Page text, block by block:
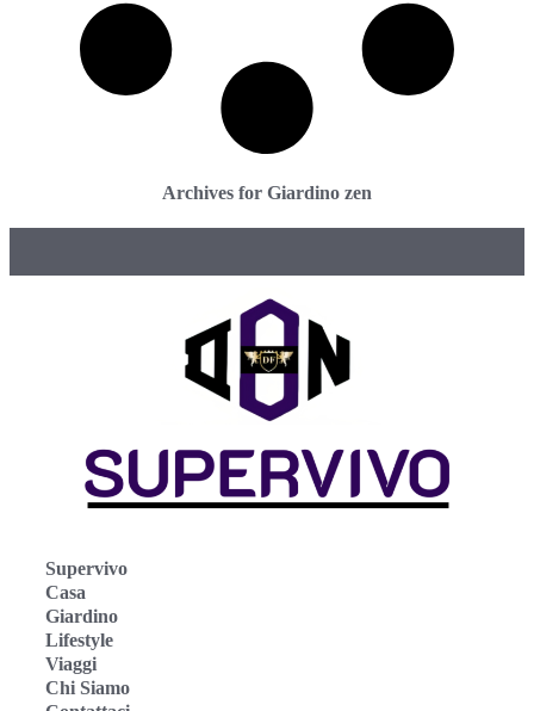
Archives for Giardino zen
Supervivo
Casa
Giardino
Lifestyle
Viaggi
Chi Siamo